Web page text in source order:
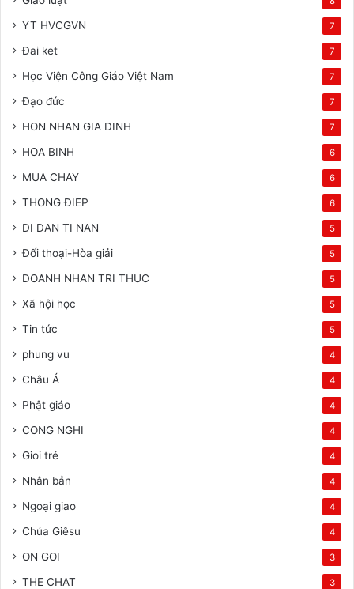
YT HVCGVN 7
Đai ket 7
Học Viện Công Giáo Việt Nam 7
Đạo đức 7
HON NHAN GIA DINH 7
HOA BINH 6
MUA CHAY 6
THONG ĐIEP 6
DI DAN TI NAN 5
Đối thoại-Hòa giải 5
DOANH NHAN TRI THUC 5
Xã hội học 5
Tin tức 5
phung vu 4
Châu Á 4
Phật giáo 4
CONG NGHI 4
Gioi trẻ 4
Nhân bản 4
Ngoại giao 4
Chúa Giêsu 4
ON GOI 3
THE CHAT 3